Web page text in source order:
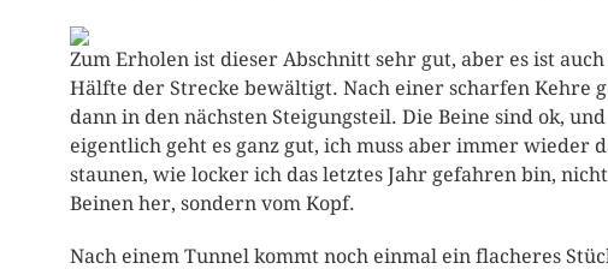
Zum Erholen ist dieser Abschnitt sehr gut, aber es ist
Hälfte der Strecke bewältigt. Nach einer scharfen Kehre
dann in den nächsten Steigungsteil. Die Beine sind ok, und
eigentlich geht es ganz gut, ich muss aber immer wieder
staunen, wie locker ich das letztes Jahr gefahren bin,
Beinen her, sondern vom Kopf.
Nach einem Tunnel kommt noch einmal ein flacheres